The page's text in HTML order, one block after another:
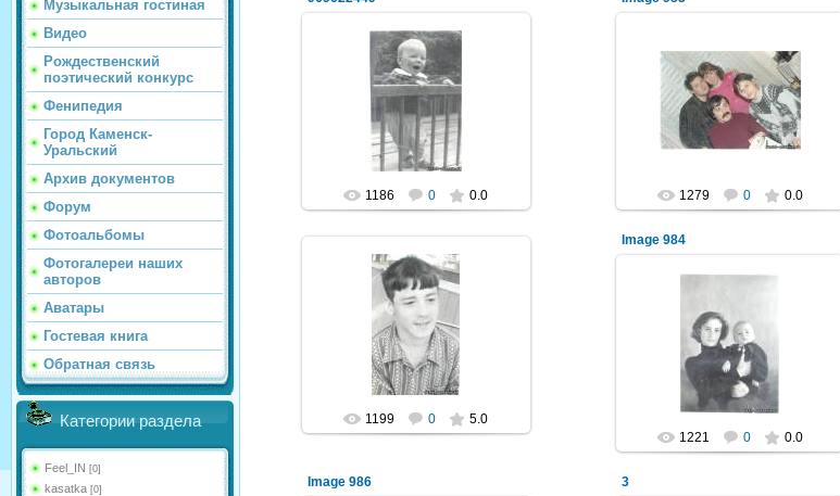
Музыкальная гостиная
Видео
Рождественский
поэтический конкурс
Фенипедия
Город Каменск-
Уральский
Архив документов
Форум
Фотоальбомы
Фотогалереи наших
авторов
Аватары
Гостевая книга
Обратная связь
Категории раздела
Feel_IN [0]
kasatka [0]
06.08.2012
NeXaker
1186 0 0.0
06.08.2012
NeXaker
1279 0 0.0
06.08.2012
NeXaker
1199 0 5.0
Image 984
06.08.2012
NeXaker
1221 0 0.0
Image 986 3